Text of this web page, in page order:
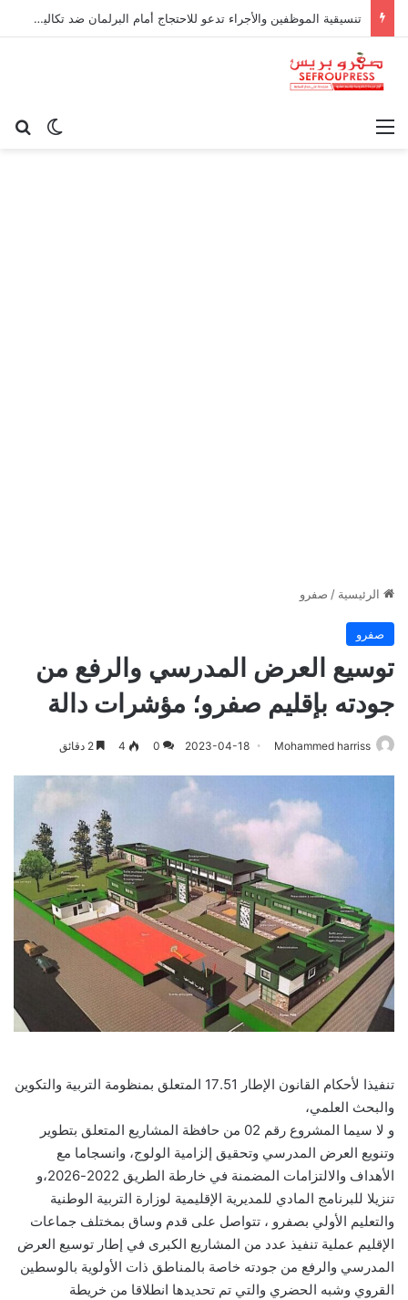
تنسيقية الموظفين والأجراء تدعو للاحتجاج أمام البرلمان ضد تكاليف «التوقيت الميسر»
الوضع القائمة
الرئيسية / صفرو
صفرو
توسيع العرض المدرسي والرفع من
جودته بإقليم صفرو؛ مؤشرات دالة
Mohammed harriss
2023-04-18
0
4
تنفيذا لأحكام القانون الإطار 17.51 المتعلق بمنظومة التربية والتكوين
والبحث العلمي،
و لا سيما المشروع رقم 02 من حافظة المشاريع المتعلق بتطوير
وتنويع العرض المدرسي وتحقيق إلزامية الولوج، وانسجاما مع
الأهداف والالتزامات المضمنة في خارطة الطريق 2022-2026،و
تنزيلا للبرنامج المادي للمديرية الإقليمية لوزارة التربية الوطنية
والتعليم الأولي بصفرو ، تتواصل على قدم وساق بمختلف جماعات
الإقليم عملية تنفيذ عدد من المشاريع الكبرى في إطار توسيع العرض
المدرسي والرفع من جودته خاصة بالمناطق ذات الأولوية بالوسطين
القروي وشبه الحضري والتي تم تحديدها انطلاقا من خريطة